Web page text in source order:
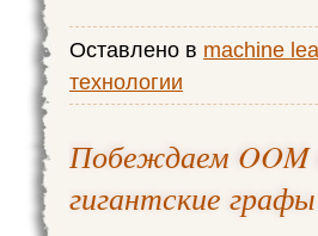
Оставлено в machine
технологии
Побеждаем OOM
гигантские